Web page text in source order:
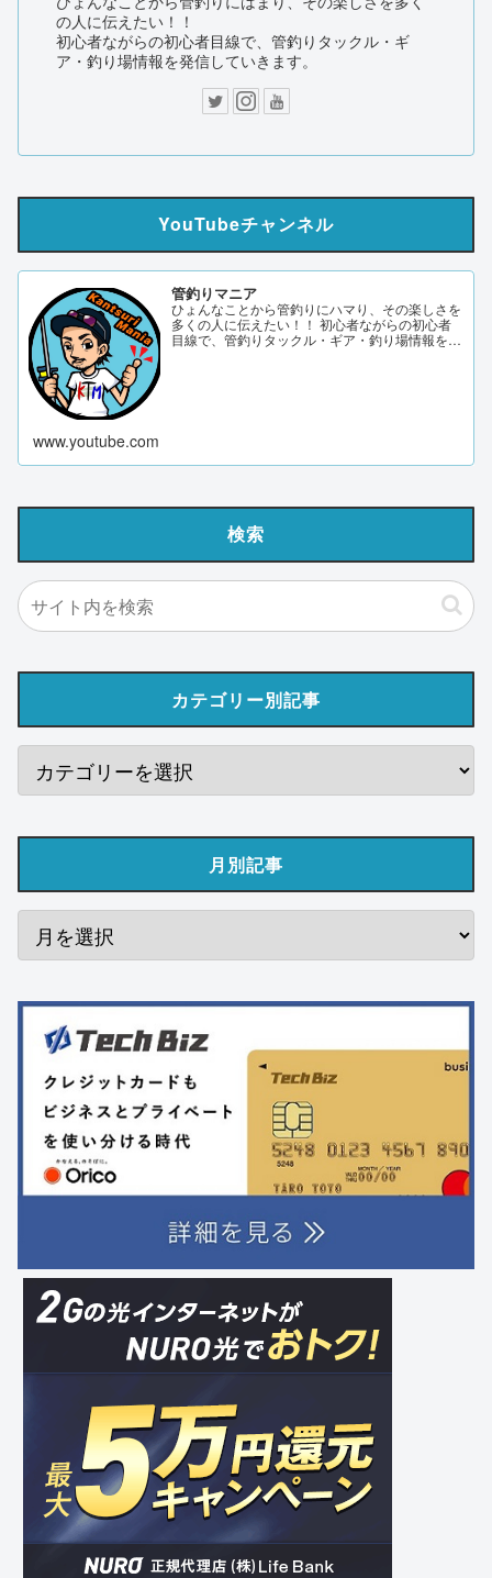
の人に伝えたい！！
初心者ながらの初心者目線で、管釣りタックル・ギ
ア・釣り場情報を発信していきます。
YouTubeチャンネル
管釣りマニア
ひょんなことから管釣りにハマり、その楽しさを
多くの人に伝えたい！！ 初心者ながらの初心者
目線で、管釣りタックル・ギア・釣り場情報を発
www.youtube.com
検索
カテゴリー別記事
月別記事